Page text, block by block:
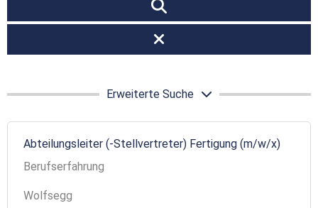
Erweiterte Suche
Abteilungsleiter (-Stellvertreter) Fertigung (m/w/x)
Berufserfahrung
Wolfsegg